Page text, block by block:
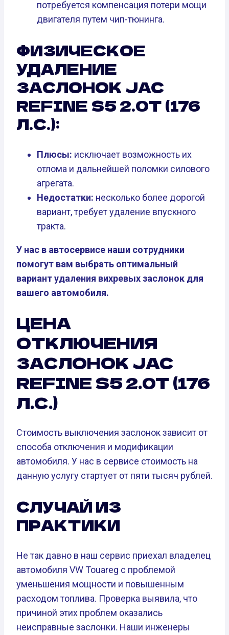
потребуется компенсация потери мощи
двигателя путем чип-тюнинга.
ФИЗИЧЕСКОЕ
УДАЛЕНИЕ
ЗАСЛОНОК JAC
REFINE S5 2.0T (176
Л.С.):
Плюсы: исключает возможность их
отлома и дальнейшей поломки силового
агрегата.
Недостатки: несколько более дорогой
вариант, требует удаление впускного
тракта.
У нас в автосервисе наши сотрудники
помогут вам выбрать оптимальный
вариант удаления вихревых заслонок для
вашего автомобиля.
ЦЕНА
ОТКЛЮЧЕНИЯ
ЗАСЛОНОК JAC
REFINE S5 2.0T (176
Л.С.)
Стоимость выключения заслонок зависит от
способа отключения и модификации
автомобиля. У нас в сервисе стоимость на
данную услугу стартует от пяти тысяч рублей.
СЛУЧАЙ ИЗ
ПРАКТИКИ
Не так давно в наш сервис приехал владелец
автомобиля VW Touareg с проблемой
уменьшения мощности и повышенным
расходом топлива. Проверка выявила, что
причиной этих проблем оказались
неисправные заслонки. Наши инженеры